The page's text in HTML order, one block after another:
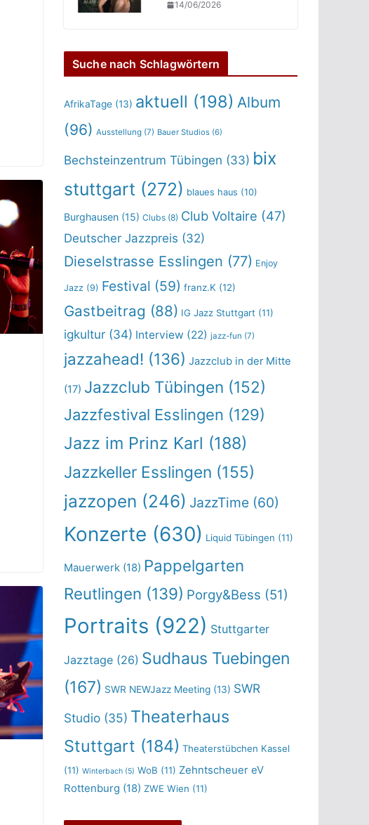
14/06/2026
Suche nach Schlagwörtern
AfrikaTage (13) aktuell (198) Album
(96) Ausstellung (7) Bauer Studios (6)
Bechsteinzentrum Tübingen (33) bix
stuttgart (272) blaues haus (10)
Burghausen (15) Clubs (8) Club Voltaire (47)
Deutscher Jazzpreis (32)
Dieselstrasse Esslingen (77) Enjoy
Jazz (9) Festival (59) franz.K (12)
Gastbeitrag (88) IG Jazz Stuttgart (11)
igkultur (34) Interview (22) jazz-fun (7)
jazzahead! (136) Jazzclub in der Mitte
(17) Jazzclub Tübingen (152)
Jazzfestival Esslingen (129)
Jazz im Prinz Karl (188)
Jazzkeller Esslingen (155)
jazzopen (246) JazzTime (60)
Konzerte (630) Liquid Tübingen (11)
Mauerwerk (18) Pappelgarten
Reutlingen (139) Porgy&Bess (51)
Portraits (922) Stuttgarter
Jazztage (26) Sudhaus Tuebingen
(167) SWR NEWJazz Meeting (13) SWR
Studio (35) Theaterhaus
Stuttgart (184) Theaterstübchen Kassel
(11) Winterbach (5) WoB (11) Zehntscheuer eV
Rottenburg (18) ZWE Wien (11)